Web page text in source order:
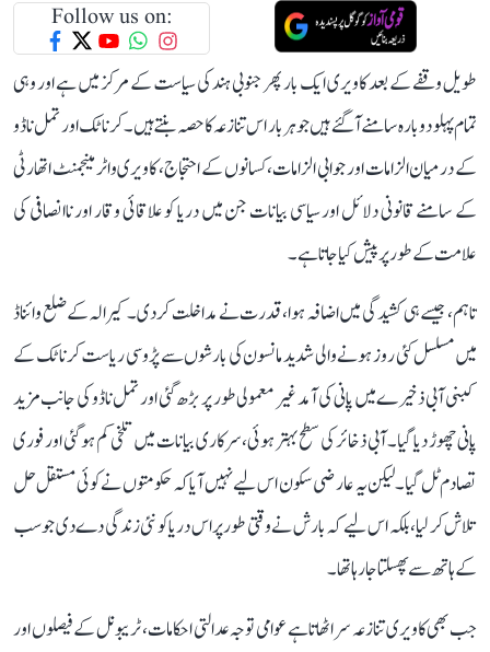
Follow us on:
طویل وقفے کے بعد کاویری ایک بار پھر جنوبی ہند کی سیاست کے مرکز میں ہے اور وہی
تمام پہلو دوبارہ سامنے آ گئے ہیں جو ہر بار اس تنازعہ کا حصہ بنتے ہیں۔ کرناٹک اور تمل ناڈو
کے درمیان الزامات اور جوابی الزامات، کسانوں کے احتجاج، کاویری واٹر مینجمنٹ اتھارٹی
کے سامنے قانونی دلائل اور سیاسی بیانات جن میں دریا کو علاقائی وقار اور ناانصافی کی
علامت کے طور پر پیش کیا جاتا ہے۔
تاہم، جیسے ہی کشیدگی میں اضافہ ہوا، قدرت نے مداخلت کر دی۔ کیرالہ کے ضلع وائناڈ
میں مسلسل کئی روز ہونے والی شدید مانسون کی بارشوں سے پڑوسی ریاست کرناٹک کے
کبنی آبی ذخیرے میں پانی کی آمد غیر معمولی طور پر بڑھ گئی اور تمل ناڈو کی جانب مزید
پانی چھوڑ دیا گیا۔ آبی ذخائر کی سطح بہتر ہوئی، سرکاری بیانات میں تلخی کم ہو گئی اور فوری
تصادم ٹل گیا۔ لیکن یہ عارضی سکون اس لیے نہیں آیا کہ حکومتوں نے کوئی مستقل حل
تلاش کر لیا، بلکہ اس لیے کہ بارش نے وقتی طور پر اس دریا کو نئی زندگی دے دی جو سب
کے ہاتھ سے پھسلتا جا رہا تھا۔
جب بھی کاویری تنازعہ سر اٹھاتا ہے عوامی توجہ عدالتی احکامات، ٹریبونل کے فیصلوں اور